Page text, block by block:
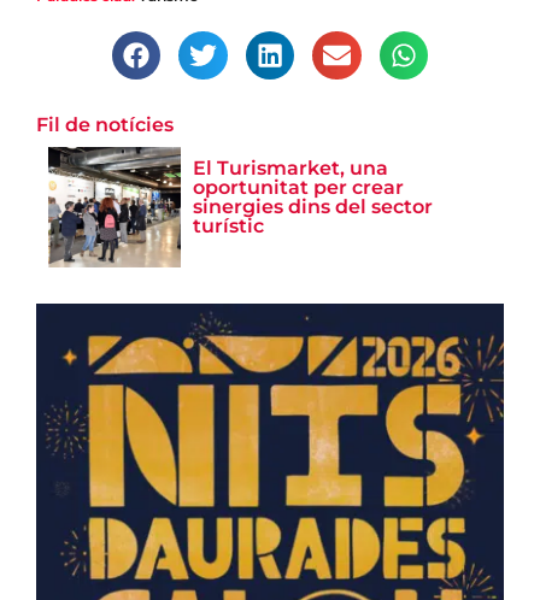
Fil de notícies
El Turismarket, una
oportunitat per crear
sinergies dins del sector
turístic